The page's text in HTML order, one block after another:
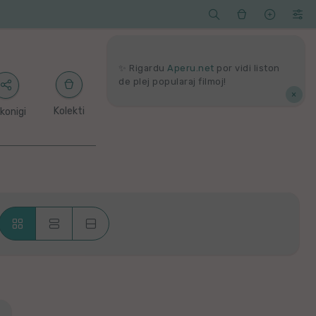
Serĉi
 Kolektoj
 Proponu

Viaj

✨ Rigardu Aperu.net por vidi liston
de plej popularaj filmoj!
×
Kolekti
  